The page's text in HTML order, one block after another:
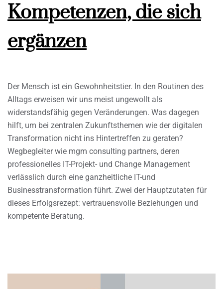
Kompetenzen, die sich
ergänzen
Der Mensch ist ein Gewohnheitstier. In den Routinen des
Alltags erweisen wir uns meist ungewollt als
widerstandsfähig gegen Veränderungen. Was dagegen
hilft, um bei zentralen Zukunftsthemen wie der digitalen
Transformation nicht ins Hintertreffen zu geraten?
Wegbegleiter wie mgm consulting partners, deren
professionelles IT-Projekt- und Change Management
verlässlich durch eine ganzheitliche IT-und
Businesstransformation führt. Zwei der Hauptzutaten für
dieses Erfolgsrezept: vertrauensvolle Beziehungen und
kompetente Beratung.